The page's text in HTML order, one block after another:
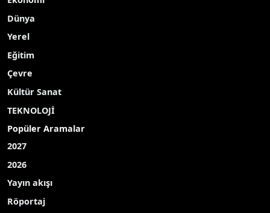
Dünya
Yerel
Eğitim
Çevre
Kültür Sanat
TEKNOLOJİ
Popüler Aramalar
2027
2026
Yayın akışı
Röportaj